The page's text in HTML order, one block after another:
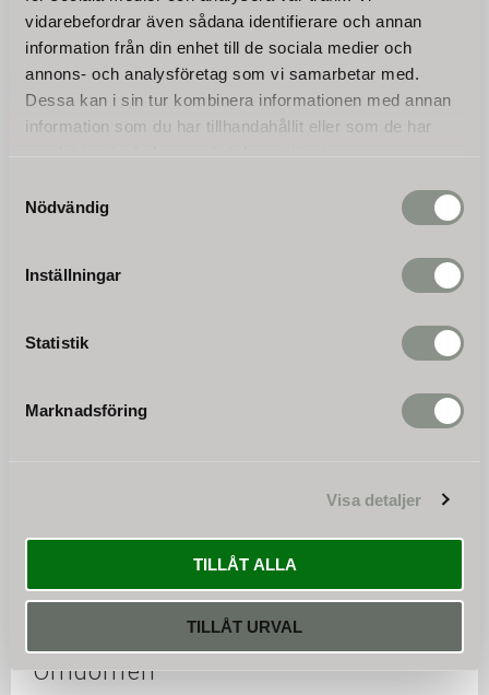
vidarebefordrar även sådana identifierare och annan
information från din enhet till de sociala medier och
annons- och analysföretag som vi samarbetar med.
Dessa kan i sin tur kombinera informationen med annan
information som du har tillhandahållit eller som de har
samlat in när du har använt deras tjänster.
Nödvändig
Inställningar
Statistik
Marknadsföring
Visa detaljer
TILLÅT ALLA
TILLÅT URVAL
Omdömen
Även i denna storleksklass är
vår BX-42RS utrustad med
imponerande funktioner som
säkerställer effektiv flisning
och rivning.
37 400KR
En väldig enkel, men
samtidigt tidseffektiv och
kraftig flishugg. Maskinen
levereras komplett med
Motoreffekt på minst 30hk.
21 400KR
Flishugg /
inget kundkonto behövs.
KÖP